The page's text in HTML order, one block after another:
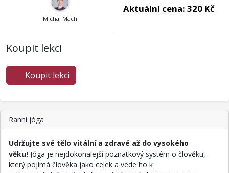
Michal Mach
Aktuální cena: 320 Kč
Koupit lekci
Koupit lekci
Ranní jóga
Udržujte své tělo vitální a zdravé až do vysokého
věku! Jóga je nejdokonalejší poznatkový systém o člověku,
který pojímá člověka jako celek a vede ho k